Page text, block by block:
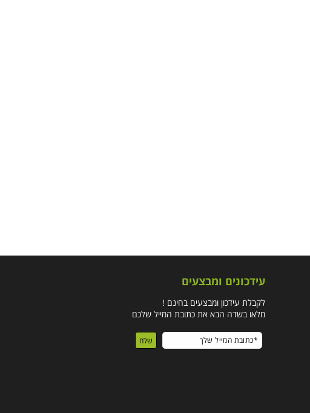
עידכונים ומבצעים
לקבלת עידכון ומבצעים בחינם !
מלאו בשדה הבא את כתובת המייל שלכם
שלח